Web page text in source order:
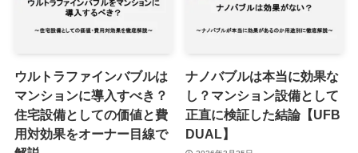
ウルトラファインバブルは
マンションに導入すべき？
住宅設備としての価値と費
用対効果をオーナー目線で
ナノバブルは本当に効果な
し？マンション設備として
正直に検証した結論【UFB
DUAL】